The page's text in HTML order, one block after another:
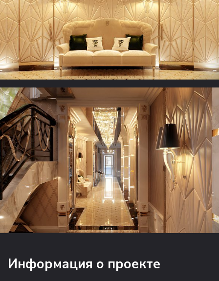
Информация о проекте